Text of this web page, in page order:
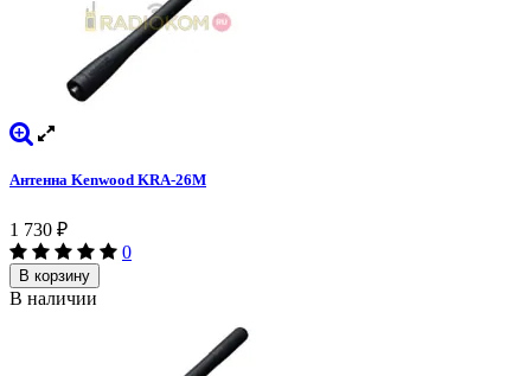
Антенна Kenwood KRA-26M
1 730 ₽
0
В корзину
В наличии